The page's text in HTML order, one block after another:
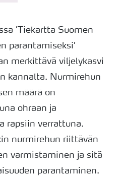
’Tiekartta Suomen
parantamiseksi’
merkittävä viljelykasvi
kannalta. Nurmirehun
määrä on
ohraan ja
rapsiin verrattuna.
nurmirehun riittävän
varmistaminen ja sitä
parantaminen.